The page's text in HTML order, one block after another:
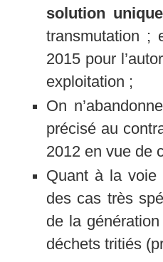
solution
transmutation ;
2015 pour
exploitation ;
On
précisé au
2012 en vue de
Quant à la voie
des cas très
de la
déchets tritiés